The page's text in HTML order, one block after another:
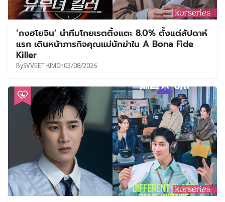
‘กงฮโยจิน’ นำทีมโกยเรตติ้งแตะ 8.0% ตั้งแต่สัปดาห์
แรก เดินหน้าภารกิจคุณแม่นักฆ่าใน A Bona Fide
Killer
BySVVEET KIMOn03/08/2026